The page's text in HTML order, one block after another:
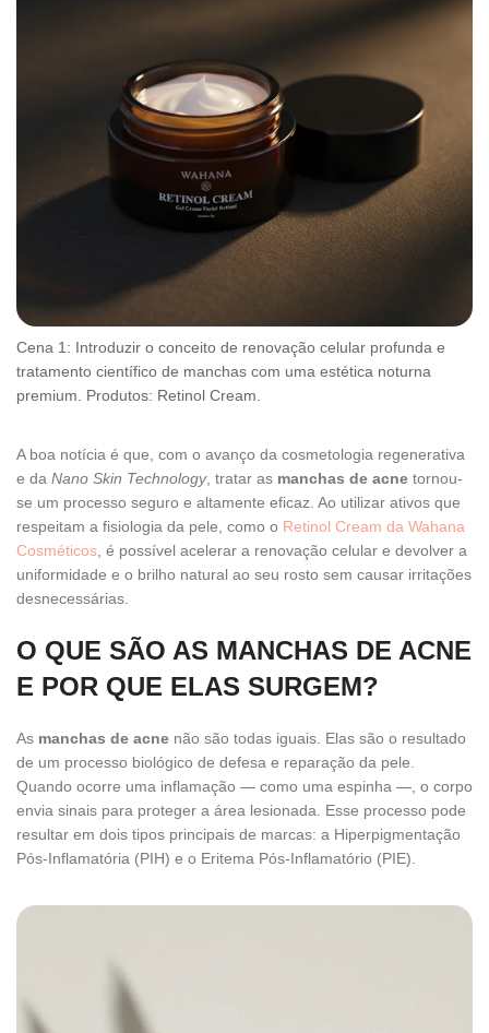
Cena 1: Introduzir o conceito de renovação celular profunda e
tratamento científico de manchas com uma estética noturna
premium. Produtos: Retinol Cream.
A boa notícia é que, com o avanço da cosmetologia regenerativa
e da Nano Skin Technology, tratar as manchas de acne tornou-
se um processo seguro e altamente eficaz. Ao utilizar ativos que
respeitam a fisiologia da pele, como o Retinol Cream da Wahana
Cosméticos , é possível acelerar a renovação celular e devolver a
uniformidade e o brilho natural ao seu rosto sem causar irritações
desnecessárias.
O QUE SÃO AS MANCHAS DE ACNE
E POR QUE ELAS SURGEM?
As manchas de acne não são todas iguais. Elas são o resultado
de um processo biológico de defesa e reparação da pele.
Quando ocorre uma inflamação — como uma espinha —, o corpo
envia sinais para proteger a área lesionada. Esse processo pode
resultar em dois tipos principais de marcas: a Hiperpigmentação
Pós-Inflamatória (PIH) e o Eritema Pós-Inflamatório (PIE).